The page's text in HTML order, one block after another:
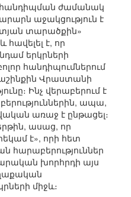
ժամանակ
աջակցություն է
տարածքին»
է, որ
երկրների
հանդիպումներում
Վրաստանի
Ինչ վերաբերում է
ապա,
առաջ է ընթացել։
ասաց, որ
է», որի հետ
հարաբերություններ
խորհրդի այս
միջև։